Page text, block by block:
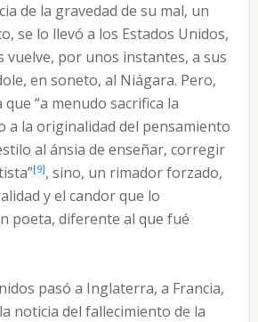
de la gravedad de su mal, un
se lo llevó a los Estados Unidos,
vuelve, por unos instantes, a sus
en soneto, al Niágara. Pero,
“a menudo sacrifica la
a la originalidad del pensamiento
al ánsia de enseñar, corregir
[9], sino, un rimador forzado,
y el candor que lo
poeta, diferente al que fué
pasó a Inglaterra, a Francia,
noticia del fallecimiento de la